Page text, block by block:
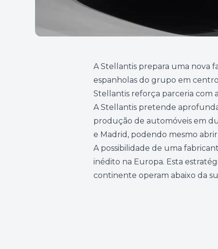
A Stellantis prepara uma nova
espanholas do grupo em
Stellantis reforça parceria com
A Stellantis pretende
produção de automóveis em
e Madrid, podendo mesmo
A possibilidade de uma
inédito na Europa. Esta
continente operam abaixo da